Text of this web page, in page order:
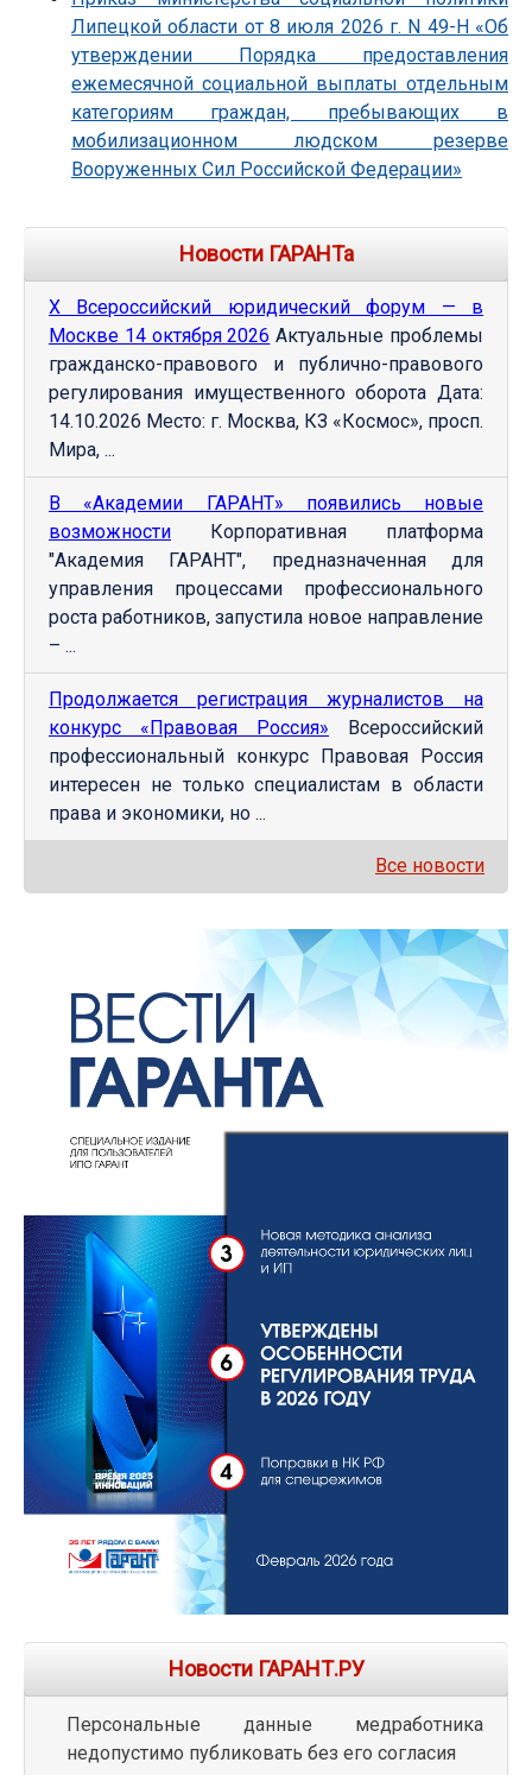
Липецкой области от 8 июля 2026 г. N 49-Н «Об
утверждении Порядка предоставления
ежемесячной социальной выплаты отдельным
категориям граждан, пребывающих в
мобилизационном людском резерве
Вооруженных Сил Российской Федерации»
Новости ГАРАНТа
Х Всероссийский юридический форум — в
Москве 14 октября 2026 Актуальные проблемы
гражданско-правового и публично-правового
регулирования имущественного оборота Дата:
14.10.2026 Место: г. Москва, КЗ «Космос», просп.
Мира, ...
В «Академии ГАРАНТ» появились новые
возможности Корпоративная платформа
"Академия ГАРАНТ", предназначенная для
управления процессами профессионального
роста работников, запустила новое направление
– ...
Продолжается регистрация журналистов на
конкурс «Правовая Россия» Всероссийский
профессиональный конкурс Правовая Россия
интересен не только специалистам в области
права и экономики, но ...
Все новости
Новости ГАРАНТ.РУ
Персональные данные медработника
недопустимо публиковать без его согласия